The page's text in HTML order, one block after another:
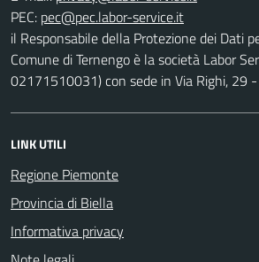
PEC:
il Responsabile della Protezione dei Dati
Comune di Ternengo è la società Labor
02171510031) con sede in Via Righi, 29
LINK UTILI
Regione Piemonte
Provincia di Biella
Informativa privacy